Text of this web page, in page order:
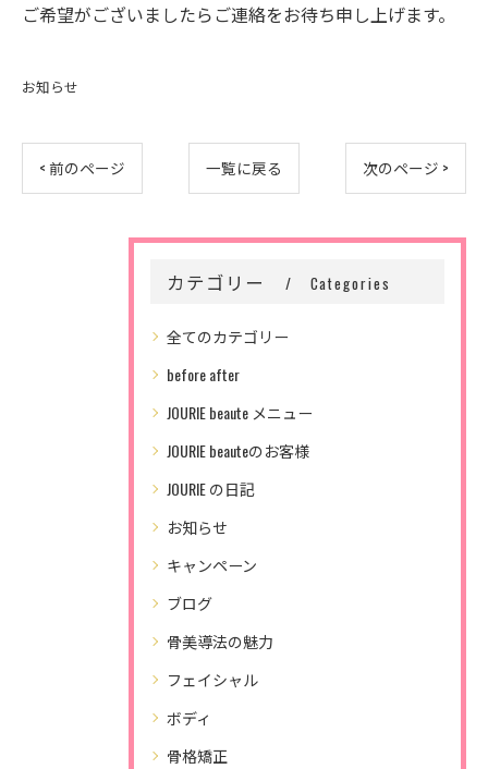
ご希望がございましたらご連絡をお待ち申し上げます。
お知らせ
< 前のページ 一覧に戻る 次のページ >
カテゴリー Categories
全てのカテゴリー
before after
JOURIE beaute メニュー
JOURIE beauteのお客様
JOURIE の日記
お知らせ
キャンペーン
ブログ
骨美導法の魅力
フェイシャル
ボディ
骨格矯正